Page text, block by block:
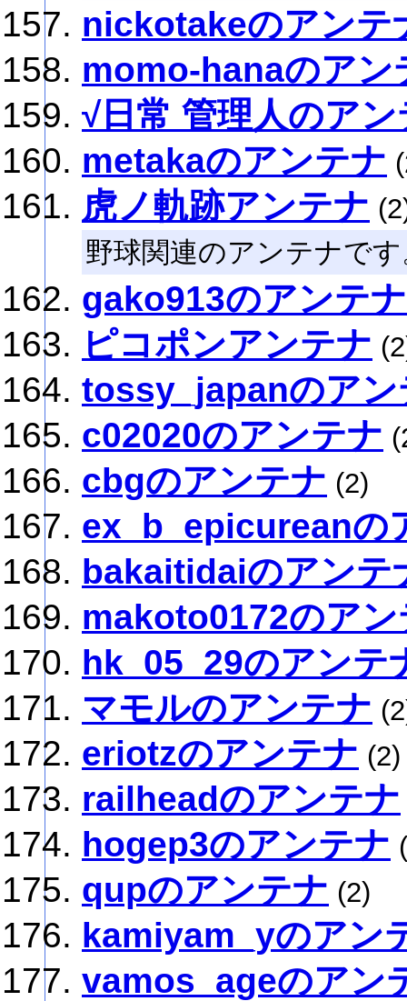
nickotakeのアンテ
momo-hanaのアン
√日常 管理人のアン
metakaのアンテナ
虎ノ軌跡アンテナ
野球関連のアンテナで
gako913のアンテナ
ピコポンアンテナ
tossy_japanのアン
c02020のアンテナ
cbgのアンテナ (2)
ex_b_epicureanの
bakaitidaiのアンテ
makoto0172のアン
hk_05_29のアンテ
マモルのアンテナ
eriotzのアンテナ (2)
railheadのアンテナ
hogep3のアンテナ
qupのアンテナ (2)
kamiyam_yのアン
vamos_ageのアン